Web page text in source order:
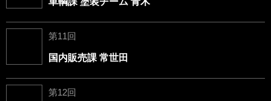
第11回
国内販売課 常世田
第12回